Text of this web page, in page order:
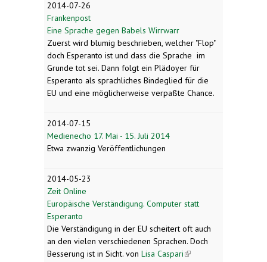
2014-07-26
Frankenpost
Eine Sprache gegen Babels Wirrwarr
Zuerst wird blumig beschrieben, welcher "Flop"
doch Esperanto ist und dass die Sprache im
Grunde tot sei. Dann folgt ein Plädoyer für
Esperanto als sprachliches Bindeglied für die
EU und eine möglicherweise verpaßte Chance.
2014-07-15
Medienecho 17. Mai - 15. Juli 2014
Etwa zwanzig Veröffentlichungen
2014-05-23
Zeit Online
Europäische Verständigung. Computer statt
Esperanto
Die Verständigung in der EU scheitert oft auch
an den vielen verschiedenen Sprachen. Doch
Besserung ist in Sicht. von Lisa Caspari(link is